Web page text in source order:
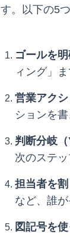
す。以下の5
ゴールを
ィング」
営業アク
ションを書
判断分岐
次のステ
担当者を
など、誰
図記号を